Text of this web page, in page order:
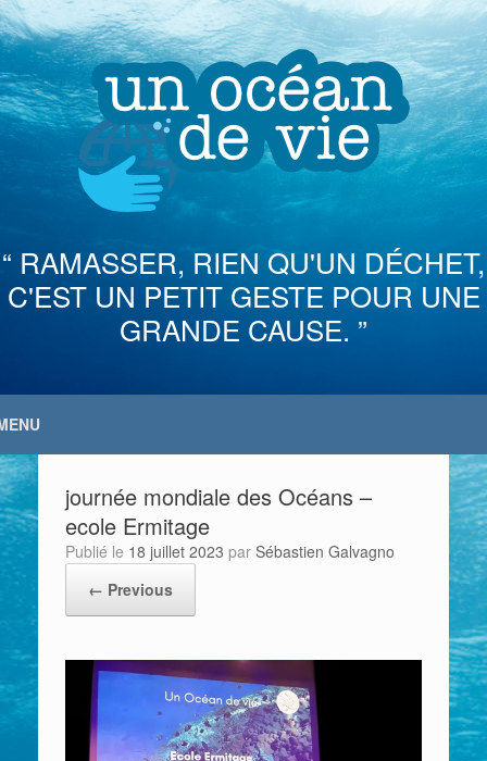
Skip
to
content
“ RAMASSER, RIEN QU'UN DÉCHET,
C'EST UN PETIT GESTE POUR UNE
GRANDE CAUSE. ”
journée mondiale des Océans –
ecole Ermitage
Publié le 18 juillet 2023 par Sébastien Galvagno
← Previous